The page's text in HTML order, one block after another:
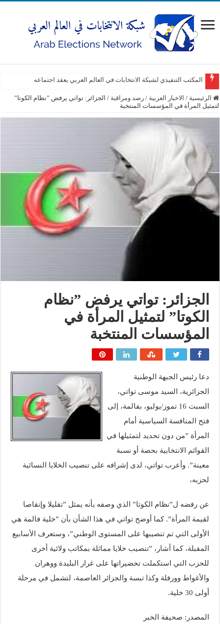
المكتب التنفيذي لشبكة الانتخابات في العالم العربي يعقد اجتماعه
الرئيسية / الاخبار العربية / رصد ومراقبة / الجزائر: تواتي يرفض ”نظام الكوتا”
لتمثيل المرأة في المؤسسات المنتخبة
الجزائر: تواتي يرفض ”نظام
الكوتا” لتمثيل المرأة في
المؤسسات المنتخبة
دعا رئيس الجبهة الوطنية
الجزائرية، السيد موسى تواتي،
السبت 16 تموز/يوليو، بفالمة، إلى
فتح المنافسة السياسية أمام
المرأة ”من دون تحديد لتمثيلها في
القوائم الانتخابية بحصة أو نسبة
معينة”. وأعرب تواتي، لدى إشرافه على تنصيب الخلايا النسائية
لحزبه،
عن رفضه ل”نظام الكوتا” الذي وصفه بأنه يمثل ”تقليلا وإنقاصا
لقيمة المرأة”. كما أوضح تواتي في هذا الشأن بأن ”خلية فالمة هي
الأولى التي تم تنصيبها على المستوى الوطني”، وستعرف الأسابيع
المقبلة، كما أشار، ”تنصيب خلايا مماثلة بمكاتب ولائية أخرى
للحزب التي استكملت تحضيراتها على غرار البليدة ووهران
والأغواط وورفلة وكذا تبسة والجزائر العاصمة، لتشمل في مرحلة
أولى 30 خلية.
المصدر: صحيفة الخبر